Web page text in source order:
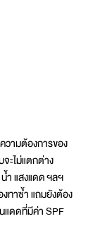
วามต้องการของ
จะไม่แตกต่าง
ำ แสงแดด ฯลฯ
ทาซ้ำ แถมยังต้อง
แดดที่มีค่า SPF